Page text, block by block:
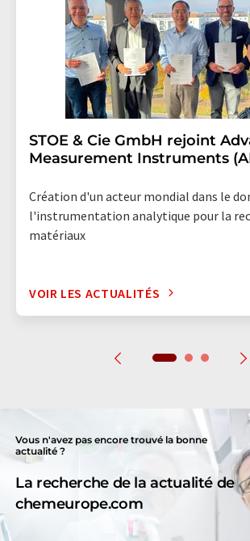
STOE & Cie GmbH rejoint
Measurement Instruments
Création d'un acteur mondial dans le
l'instrumentation analytique pour la
matériaux
VOIR LES ACTUALITÉS
Vous n'avez pas encore trouvé la bonne
actualité ?
La recherche de la actualité de
chemeurope.com